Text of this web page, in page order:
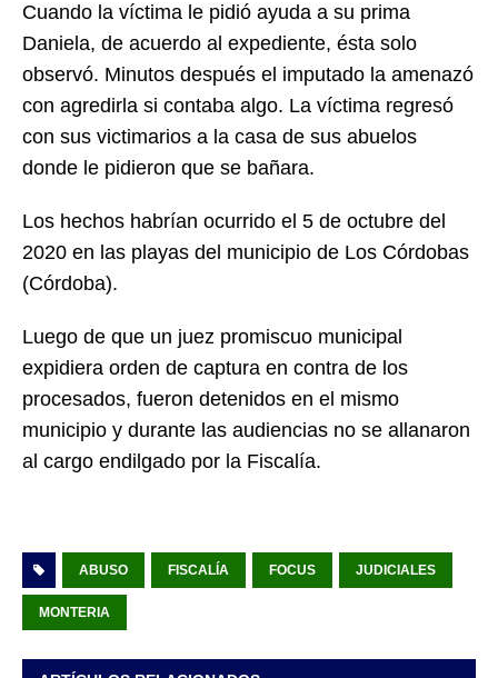
Cuando la víctima le pidió ayuda a su prima
Daniela, de acuerdo al expediente, ésta solo
observó. Minutos después el imputado la amenazó
con agredirla si contaba algo. La víctima regresó
con sus victimarios a la casa de sus abuelos
donde le pidieron que se bañara.
Los hechos habrían ocurrido el 5 de octubre del
2020 en las playas del municipio de Los Córdobas
(Córdoba).
Luego de que un juez promiscuo municipal
expidiera orden de captura en contra de los
procesados, fueron detenidos en el mismo
municipio y durante las audiencias no se allanaron
al cargo endilgado por la Fiscalía.
ABUSO FISCALÍA FOCUS JUDICIALES
MONTERIA